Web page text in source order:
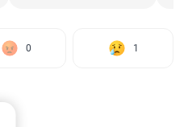
0 1